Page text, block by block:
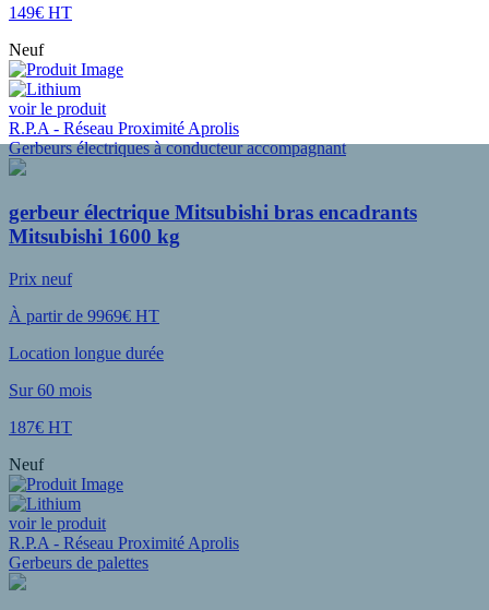
149€ HT
Neuf
voir le produit
R.P.A - Réseau Proximité Aprolis
Gerbeurs électriques à conducteur accompagnant
gerbeur électrique Mitsubishi bras encadrants
Mitsubishi 1600 kg
Prix neuf
À partir de 9969€ HT
Location longue durée
Sur 60 mois
187€ HT
Neuf
voir le produit
R.P.A - Réseau Proximité Aprolis
Gerbeurs de palettes